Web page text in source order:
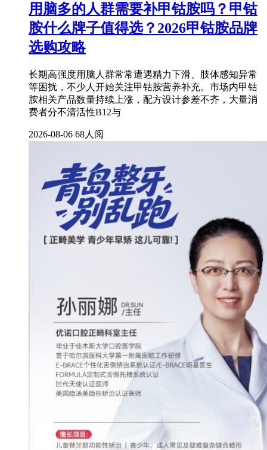
用脑多的人群需要补甲钴胺吗？甲钴
胺什么牌子值得选？2026甲钴胺品牌
选购攻略
长期高强度用脑人群常常遭遇精力下滑、肢体感知异常
等困扰，不少人开始关注甲钴胺营养补充。市场内甲钴
胺相关产品数量持续上涨，配方设计参差不齐，大量消
费者分不清活性B12与
2026-08-06 68人阅